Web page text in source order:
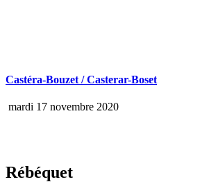
Castéra-Bouzet / Casterar-Boset
mardi 17 novembre 2020
Rébéquet